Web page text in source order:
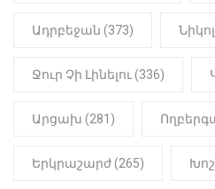
Ադրբեջան (373)
Ջուր Չի Լինելու (336)
Արցախ (281)
Երկրաշարժ (265)